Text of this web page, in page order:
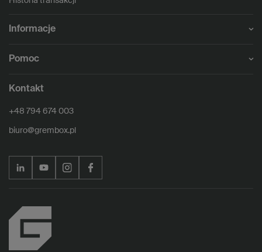
Informacje
Pomoc
Kontakt
+48 794 674 003
biuro@grembox.pl